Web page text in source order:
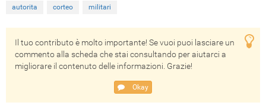
autorita corteo militari
Il tuo contributo è molto importante! Se vuoi puoi lasciare un
commento alla scheda che stai consultando per aiutarci a
migliorare il contenuto delle informazioni. Grazie!
Okay